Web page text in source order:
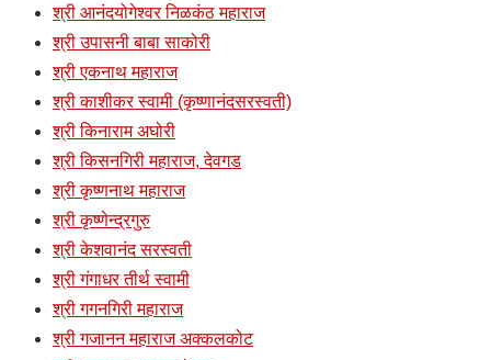
श्री आनंदयोगेश्वर निळकंठ महाराज
श्री उपासनी बाबा साकोरी
श्री एकनाथ महाराज
श्री काशीकर स्वामी (कृष्णानंदसरस्वती)
श्री किनाराम अघोरी
श्री किसनगिरी महाराज, देवगड
श्री कृष्णनाथ महाराज
श्री कृष्णेन्द्रगुरु
श्री केशवानंद सरस्वती
श्री गंगाधर तीर्थ स्वामी
श्री गगनगिरी महाराज
श्री गजानन महाराज अक्कलकोट